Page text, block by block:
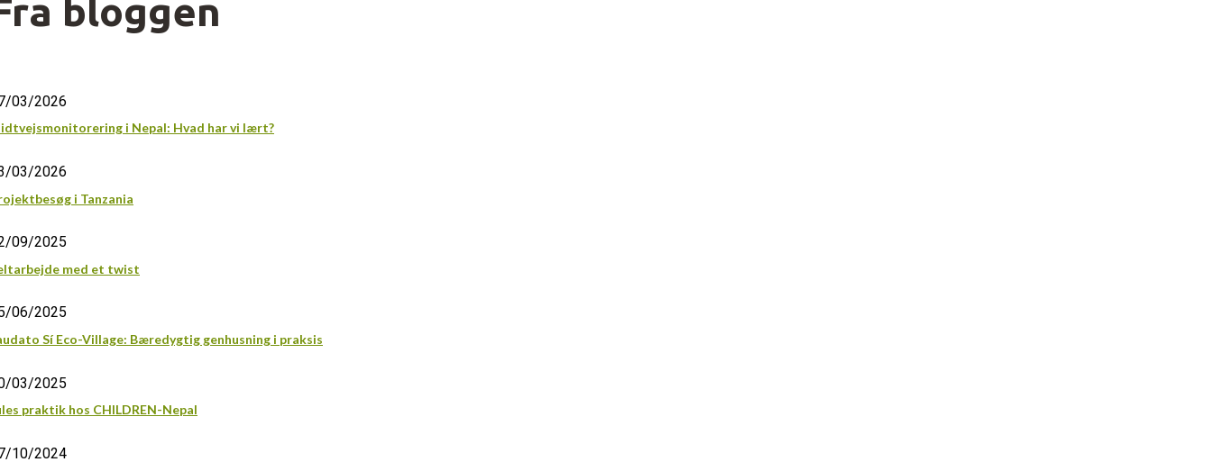
bloggen
03/2026
i Nepal: Hvad har vi lært?
03/2026
i Tanzania
09/2025
med et twist
06/2025
Sí Eco-Village: Bæredygtig genhusning i praksis
03/2025
praktik hos CHILDREN-Nepal
10/2024